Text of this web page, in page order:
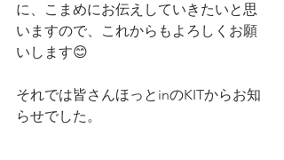
に、こまめにお伝えしていきたいと思
いますので、これからもよろしくお願
いします😊
それでは皆さんほっとinのKITからお知
らせでした。